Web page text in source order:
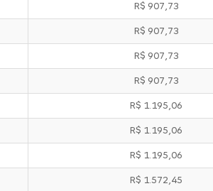
R$ 907,73
R$ 907,73
R$ 907,73
R$ 907,73
R$ 1.195,06
R$ 1.195,06
R$ 1.195,06
R$ 1.572,45